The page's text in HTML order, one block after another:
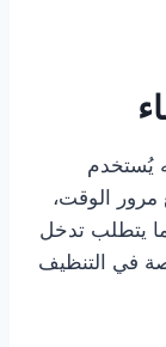
يُستخدم
الوقت،
يتطلب تدخل
في التنظيف